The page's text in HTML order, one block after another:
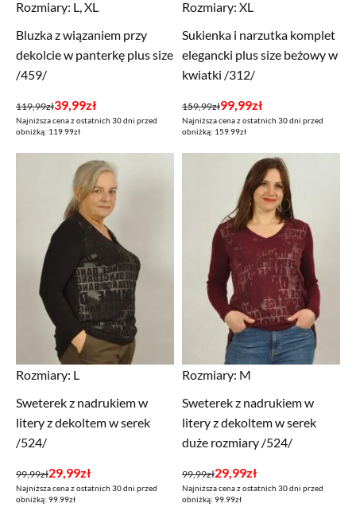
Rozmiary: L, XL
Bluzka z wiązaniem przy
dekolcie w panterkę plus size
/459/
119,99zł
Pierwotna
cena
39,99zł
Aktualna
cena
Najniższa cena z ostatnich 30 dni przed
obniżką: 119.99zł
Rozmiary: XL
Sukienka i narzutka komplet
elegancki plus size beżowy w
kwiatki /312/
159,99zł
Pierwotna
cena
99,99zł
Aktualna
cena
Najniższa cena z ostatnich 30 dni przed
obniżką: 159.99zł
Rozmiary: L
Sweterek z nadrukiem w
litery z dekoltem w serek
/524/
99,99zł
Pierwotna
cena
29,99zł
Aktualna
cena
Najniższa cena z ostatnich 30 dni przed
obniżką: 99.99zł
Rozmiary: M
Sweterek z nadrukiem w
litery z dekoltem w serek
duże rozmiary /524/
99,99zł
Pierwotna
cena
29,99zł
Aktualna
cena
Najniższa cena z ostatnich 30 dni przed
obniżką: 99.99zł